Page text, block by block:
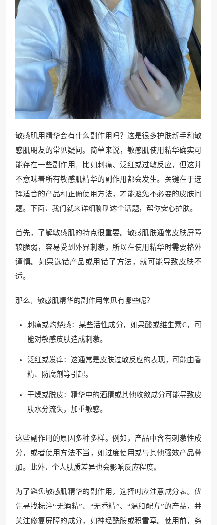
敏感肌用精华会有什么副作用吗？这是很多护肤新手和敏
感肌朋友的常见疑问。简单来说，敏感肌使用精华确实可
能存在一些副作用，比如刺痛、泛红或过敏反应，但这并
不意味着所有敏感肌精华的副作用都会发生。关键在于选
择适合的产品和正确使用方法，才能避免不必要的皮肤问
题。下面，我们就来详细聊聊这个话题，帮你安心护肤。
首先，了解敏感肌的特点很重要。敏感肌肤通常皮肤屏障
较脆弱，容易受到外界刺激，所以在使用精华时需要格外
谨慎。如果选错产品或用错了方法，就可能导致皮肤不
适。
那么，敏感肌精华的副作用常见有哪些呢？
刺痛或灼烧感：某些活性成分，如果酸或维生素C，可
能对敏感皮肤造成刺激。
泛红或发痒：这通常是皮肤过敏反应的表现，可能由香
精、防腐剂等引起。
干燥或脱皮：精华中的酒精或其他收敛成分可能导致皮
肤水分流失，加重敏感。
这些副作用的原因多种多样。例如，产品中含有刺激性成
分，或者使用方法不当，如过度使用或与其他强效产品叠
加。此外，个人肤质差异也会影响反应程度。
为了避免敏感肌精华的副作用，选择时应注意成分表。优
先寻找标注“无酒精”、“无香精”、“温和配方”的产品，并
关注修复屏障的成分，如神经酰胺或积雪草。使用前，务